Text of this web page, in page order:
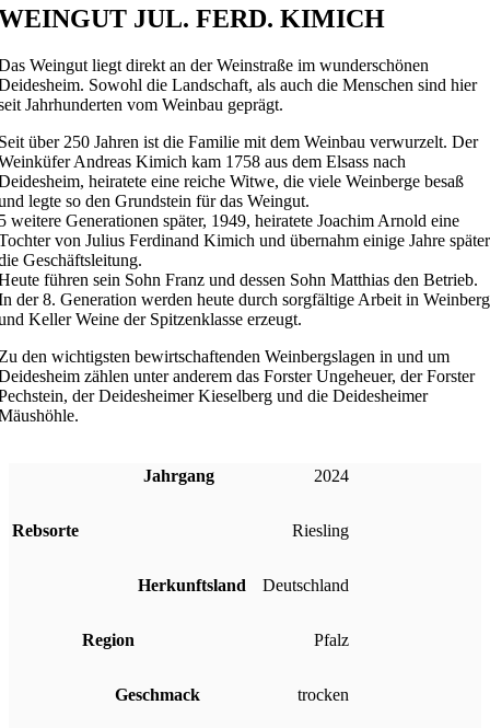
JUL. FERD. KIMICH
Weingut liegt direkt an der Weinstraße im wunderschönen
Sowohl die Landschaft, als auch die Menschen sind hier
Jahrhunderten vom Weinbau geprägt.
über 250 Jahren ist die Familie mit dem Weinbau verwurzelt. Der
Andreas Kimich kam 1758 aus dem Elsass nach
heiratete eine reiche Witwe, die viele Weinberge besaß
legte so den Grundstein für das Weingut.
weitere Generationen später, 1949, heiratete Joachim Arnold eine
von Julius Ferdinand Kimich und übernahm einige Jahre später
Geschäftsleitung.
führen sein Sohn Franz und dessen Sohn Matthias den Betrieb.
der 8. Generation werden heute durch sorgfältige Arbeit in Weinberg
Keller Weine der Spitzenklasse erzeugt.
den wichtigsten bewirtschaftenden Weinbergslagen in und um
zählen unter anderem das Forster Ungeheuer, der Forster
der Deidesheimer Kieselberg und die Deidesheimer
Jahrgang 2024
Rebsorte Riesling
Herkunftsland Deutschland
Region Pfalz
Geschmack trocken